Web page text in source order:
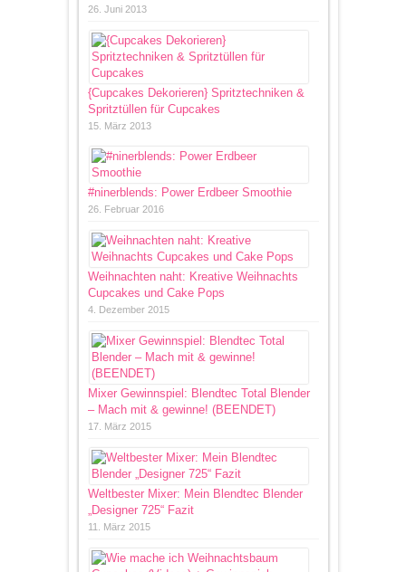
26. Juni 2013
{Cupcakes Dekorieren} Spritztechniken &
Spritztüllen für Cupcakes
15. März 2013
#ninerblends: Power Erdbeer Smoothie
26. Februar 2016
Weihnachten naht: Kreative Weihnachts
Cupcakes und Cake Pops
4. Dezember 2015
Mixer Gewinnspiel: Blendtec Total Blender
– Mach mit & gewinne! (BEENDET)
17. März 2015
Weltbester Mixer: Mein Blendtec Blender
„Designer 725“ Fazit
11. März 2015